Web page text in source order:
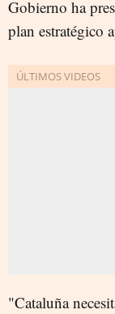
Gobierno ha
plan estratégico
"Cataluña